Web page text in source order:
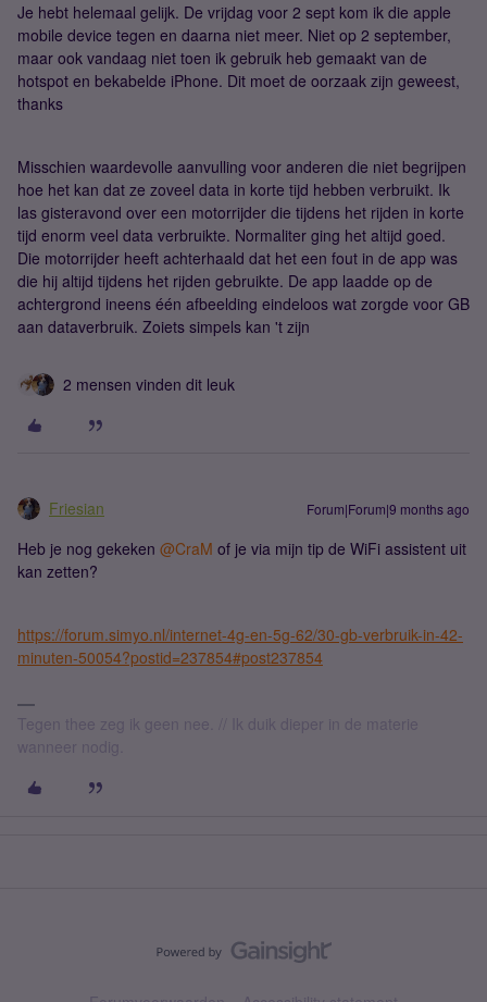
Je hebt helemaal gelijk. De vrijdag voor 2 sept kom ik die apple
mobile device tegen en daarna niet meer. Niet op 2 september,
maar ook vandaag niet toen ik gebruik heb gemaakt van de
hotspot en bekabelde iPhone. Dit moet de oorzaak zijn geweest,
thanks
Misschien waardevolle aanvulling voor anderen die niet begrijpen
hoe het kan dat ze zoveel data in korte tijd hebben verbruikt. Ik
las gisteravond over een motorrijder die tijdens het rijden in korte
tijd enorm veel data verbruikte. Normaliter ging het altijd goed.
Die motorrijder heeft achterhaald dat het een fout in de app was
die hij altijd tijdens het rijden gebruikte. De app laadde op de
achtergrond ineens één afbeelding eindeloos wat zorgde voor GB
aan dataverbruik. Zoiets simpels kan 't zijn
2 mensen vinden dit leuk
Friesian Forum|Forum|9 months ago
Heb je nog gekeken ​ @CraM of je via mijn tip de WiFi assistent uit
kan zetten?
https://forum.simyo.nl/internet-4g-en-5g-62/30-gb-verbruik-in-42-
minuten-50054?postid=237854#post237854
Tegen thee zeg ik geen nee. // Ik duik dieper in de materie
wanneer nodig.